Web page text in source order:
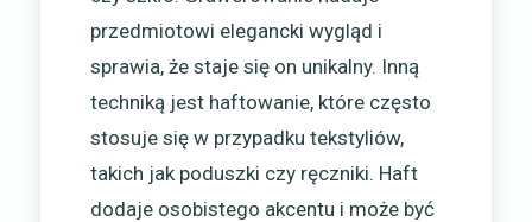
przedmiotowi elegancki wygląd i
sprawia, że staje się on unikalny. Inną
techniką jest haftowanie, które często
stosuje się w przypadku tekstyliów,
takich jak poduszki czy ręczniki. Haft
dodaje osobistego akcentu i może być